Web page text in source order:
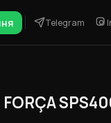
Telegram